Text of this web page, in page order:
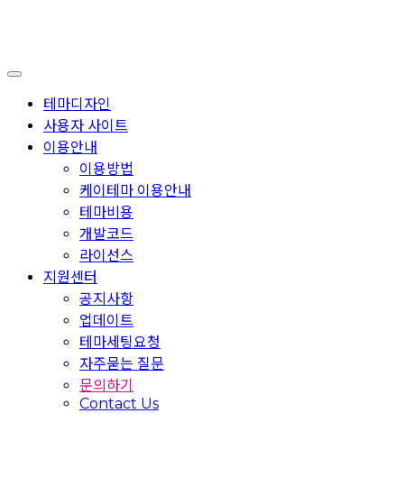
테마디자인
사용자 사이트
이용안내
이용방법
케이테마 이용안내
테마비용
개발코드
라이선스
지원센터
공지사항
업데이트
테마세팅요청
자주묻는 질문
문의하기
Contact Us